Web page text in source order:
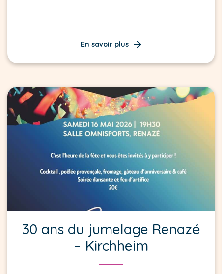
En savoir plus
30 ans du jumelage Renazé
– Kirchheim